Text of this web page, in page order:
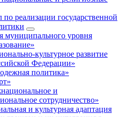
реализации государственной
муниципального уровня
культурное развитие
Федерации»
политика»
и
сотрудничество»
и культурная адаптация